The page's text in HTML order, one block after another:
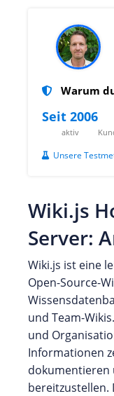
Warum
Seit 2006
aktiv
Unsere
Wiki.js
Server:
Wiki.js ist eine
Open-Source-
und Team-
und
Informationen
dokumentieren
bereitzustellen.